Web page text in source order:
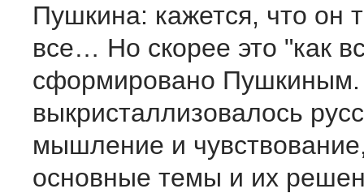
Пушкина: кажется, что он
все… Но скорее это "как
сформировано
выкристаллизовалось
мышление и
основные темы и их